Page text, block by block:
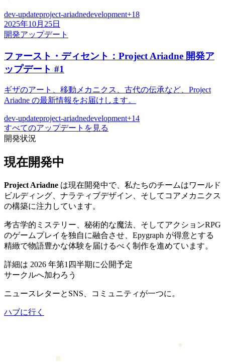
dev-updateproject-ariadnedevelopment+18
2025年10月25日
開発アップデート
ファースト・ディセント：Project Ariadne 開発ア
ップデート #1
ギザのアート、移動メカニクス、古代の伝承など、Project
Ariadne の最新情報をお届けします。
dev-updateproject-ariadnedevelopment+14
すべてのアップデートを見る
開発状況
現在開発中
Project Ariadne は現在開発中で、私たちのチームはワールド
ビルディング、ナラティブデザイン、そしてコアメカニクス
の構築に注力しています。
考古学的ミステリー、秘術的な魔法、そしてアクションRPG
のゲームプレイを独自に融合させ、Epygraph が得意とする
精緻で物語豊かな体験を届けるべく制作を進めています。
詳細は 2026 年第1四半期に公開予定
サークルへ加わろう
ニュースレターとSNS、コミュニティが一つに。
ハブに行く